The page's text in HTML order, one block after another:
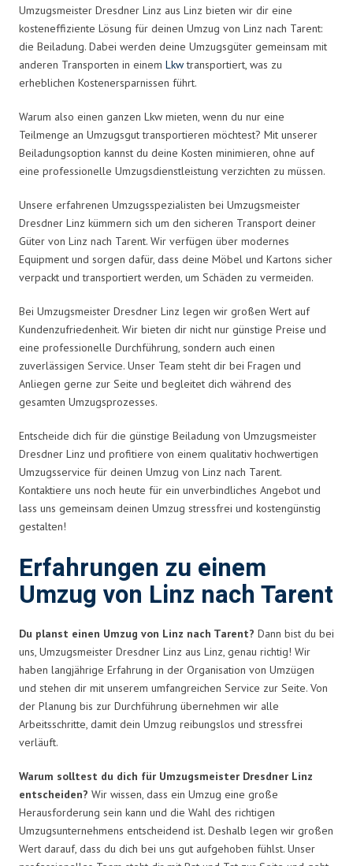
Umzugsmeister Dresdner Linz aus Linz bieten wir dir eine
kosteneffiziente Lösung für deinen Umzug von Linz nach Tarent:
die Beiladung. Dabei werden deine Umzugsgüter gemeinsam mit
anderen Transporten in einem Lkwtransportiert, was zu
erheblichen Kostenersparnissen führt.
Warum also einen ganzen Lkw mieten, wenn du nur eine
Teilmenge an Umzugsgut transportieren möchtest? Mit unserer
Beiladungsoption kannst du deine Kosten minimieren, ohne auf
eine professionelle Umzugsdienstleistung verzichten zu müssen.
Unsere erfahrenen Umzugsspezialisten bei Umzugsmeister
Dresdner Linz kümmern sich um den sicheren Transport deiner
Güter von Linz nach Tarent. Wir verfügen über modernes
Equipment und sorgen dafür, dass deine Möbel und Kartons sicher
verpackt und transportiert werden, um Schäden zu vermeiden.
Bei Umzugsmeister Dresdner Linz legen wir großen Wert auf
Kundenzufriedenheit. Wir bieten dir nicht nur günstige Preise und
eine professionelle Durchführung, sondern auch einen
zuverlässigen Service. Unser Team steht dir bei Fragen und
Anliegen gerne zur Seite und begleitet dich während des
gesamten Umzugsprozesses.
Entscheide dich für die günstige Beiladung von Umzugsmeister
Dresdner Linz und profitiere von einem qualitativ hochwertigen
Umzugsservice für deinen Umzug von Linz nach Tarent.
Kontaktiere uns noch heute für ein unverbindliches Angebot und
lass uns gemeinsam deinen Umzug stressfrei und kostengünstig
gestalten!
Erfahrungen zu einem
Umzug von Linz nach Tarent
Du planst einen Umzug von Linz nach Tarent? Dann bist du bei
uns, Umzugsmeister Dresdner Linz aus Linz, genau richtig! Wir
haben langjährige Erfahrung in der Organisation von Umzügen
und stehen dir mit unserem umfangreichen Service zur Seite. Von
der Planung bis zur Durchführung übernehmen wir alle
Arbeitsschritte, damit dein Umzug reibungslos und stressfrei
verläuft.
Warum solltest du dich für Umzugsmeister Dresdner Linz
entscheiden? Wir wissen, dass ein Umzug eine große
Herausforderung sein kann und die Wahl des richtigen
Umzugsunternehmens entscheidend ist. Deshalb legen wir großen
Wert darauf, dass du dich bei uns gut aufgehoben fühlst. Unser